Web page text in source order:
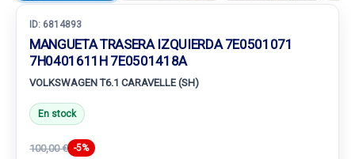
ID: 6814893
MANGUETA TRASERA IZQUIERDA 7E0501071
7H0401611H 7E0501418A
VOLKSWAGEN T6.1 CARAVELLE (SH)
En stock
100,00 € -5%